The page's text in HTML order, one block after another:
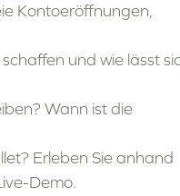
Kontoeröffnungen,
und wie lässt
Wann ist die
Erleben Sie anhand
Demo.